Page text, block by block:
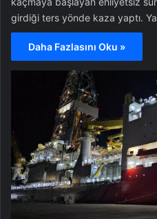
girdiği ters yönde kaza yaptı.
Daha Fazlasını Oku »